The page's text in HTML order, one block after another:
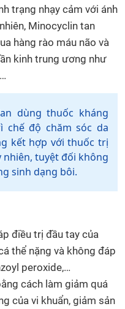
trạng nhạy cảm với ánh
Minocyclin tan
hàng rào máu não và
kinh trung ương như
dùng thuốc kháng
chế độ chăm sóc da
kết hợp với thuốc trị
nhiên, tuyệt đối không
sinh dạng bôi.
điều trị đầu tay của
thể nặng và không đáp
peroxide,…
cách làm giảm quá
của vi khuẩn, giảm sản